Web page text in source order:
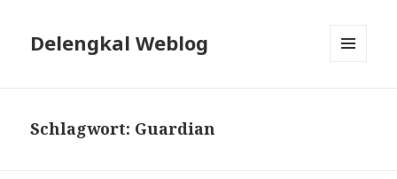
Delengkal Weblog
Schlagwort: Guardian